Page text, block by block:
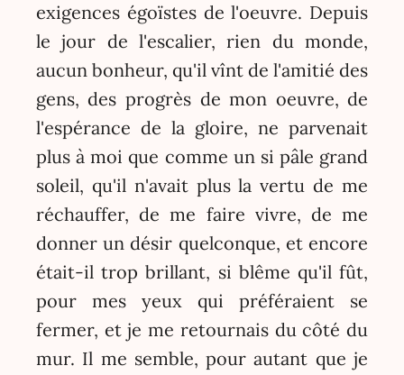
exigences égoïstes de l'oeuvre. Depuis
le jour de l'escalier, rien du monde,
aucun bonheur, qu'il vînt de l'amitié des
gens, des progrès de mon oeuvre, de
l'espérance de la gloire, ne parvenait
plus à moi que comme un si pâle grand
soleil, qu'il n'avait plus la vertu de me
réchauffer, de me faire vivre, de me
donner un désir quelconque, et encore
était-il trop brillant, si blême qu'il fût,
pour mes yeux qui préféraient se
fermer, et je me retournais du côté du
mur. Il me semble, pour autant que je